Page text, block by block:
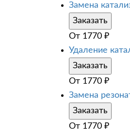
Замена
Заказать
От 1770 ₽
Удаление
Заказать
От 1770 ₽
Замена
Заказать
От 1770 ₽